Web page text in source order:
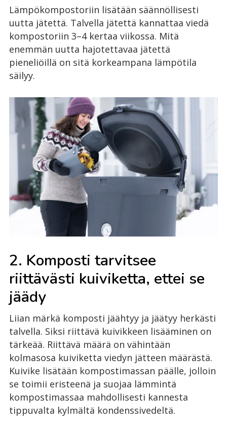
Lämpökompostoriin lisätään säännöllisesti
uutta jätettä. Talvella jätettä kannattaa viedä
kompostoriin 3–4 kertaa viikossa. Mitä
enemmän uutta hajotettavaa jätettä
pieneliöillä on sitä korkeampana lämpötila
säilyy.
2. Komposti tarvitsee
riittävästi kuiviketta, ettei se
jäädy
Liian märkä komposti jäähtyy ja jäätyy herkästi
talvella. Siksi riittävä kuivikkeen lisääminen on
tärkeää. Riittävä määrä on vähintään
kolmasosa kuiviketta viedyn jätteen määrästä.
Kuivike lisätään kompostimassan päälle, jolloin
se toimii eristeenä ja suojaa lämmintä
kompostimassaa mahdollisesti kannesta
tippuvalta kylmältä kondenssivedeltä.